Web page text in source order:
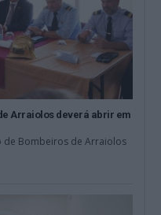
Arraiolos deverá abrir em
de Bombeiros de Arraiolos